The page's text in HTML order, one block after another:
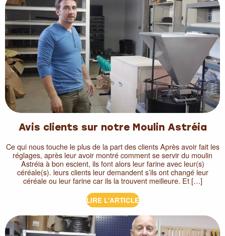
Avis clients sur notre Moulin Astréia
Ce qui nous touche le plus de la part des clients Après avoir fait les
réglages, après leur avoir montré comment se servir du moulin
Astréia à bon escient, ils font alors leur farine avec leur(s)
céréale(s). leurs clients leur demandent s’ils ont changé leur
céréale ou leur farine car ils la trouvent meilleure. Et […]
LIRE L'ARTICLE